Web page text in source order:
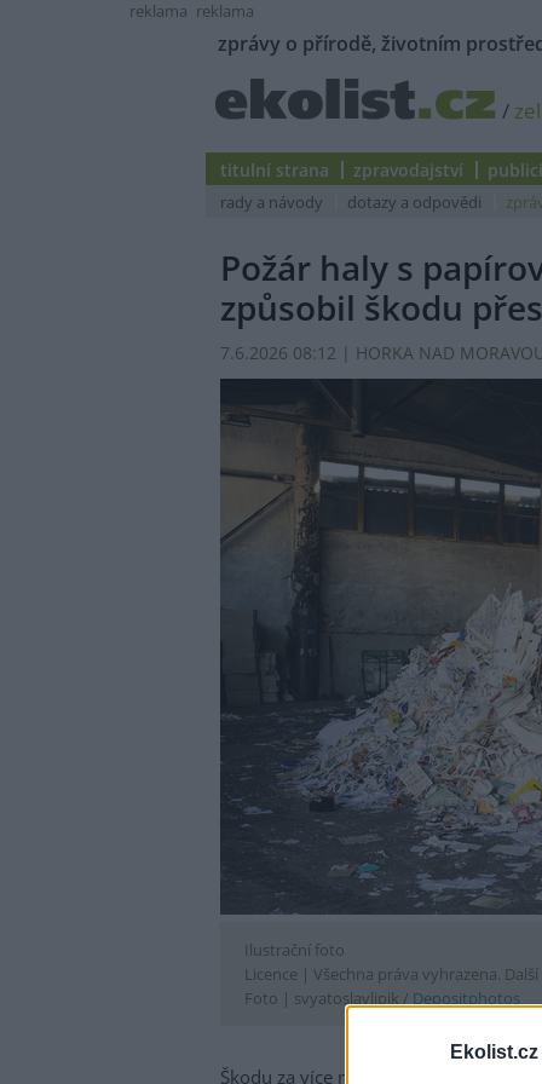
Ekolist.cz
reklama reklama
zprávy o přírodě, životním
/
titulní strana zpravodajství
rady a návody dotazy a odpovědi
Požár haly s
způsobil škodu
7.6.2026 08:12 | HORKA NAD
Ilustrační foto
Licence | Všechna práva vyhrazena.
Foto | svyatoslavlipik / Depositphotos
Škodu za více než milion korun